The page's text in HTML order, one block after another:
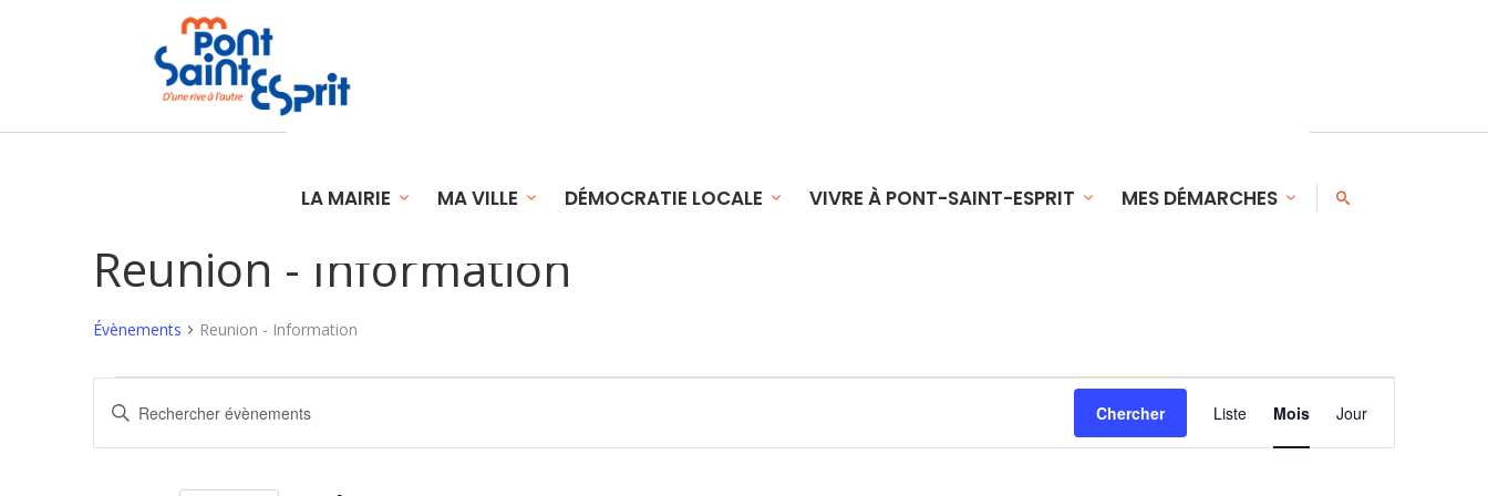
LA MAIRIE MA VILLE DÉMOCRATIE LOCALE VIVRE À PONT-SAINT-ESPRIT MES DÉMARCHES
Reunion - Information
Évènements Reunion - Information
Évènements
Recherche
et
Saisir
Rechercher
Chercher
DE
Liste Mois Jour